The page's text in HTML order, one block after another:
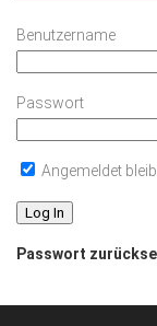
Benutzername
Passwort
Angemeldet
Passwort